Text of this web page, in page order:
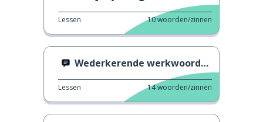
Lessen 10woorden/zinnen
Wederkerende werkwoorden
Lessen 14woorden/zinnen